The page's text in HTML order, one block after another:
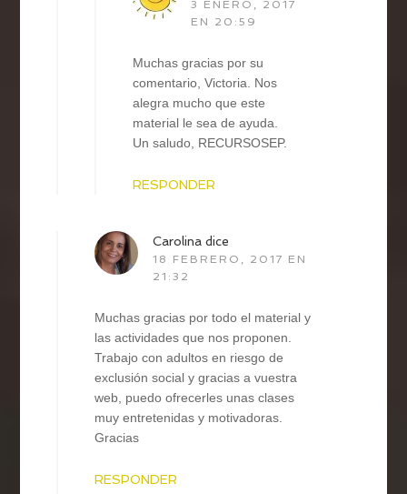
3 ENERO, 2017
EN 20:59
Muchas gracias por su
comentario, Victoria. Nos
alegra mucho que este
material le sea de ayuda.
Un saludo, RECURSOSEP.
RESPONDER
Carolina dice
18 FEBRERO, 2017 EN
21:32
Muchas gracias por todo el material y
las actividades que nos proponen.
Trabajo con adultos en riesgo de
exclusión social y gracias a vuestra
web, puedo ofrecerles unas clases
muy entretenidas y motivadoras.
Gracias
RESPONDER